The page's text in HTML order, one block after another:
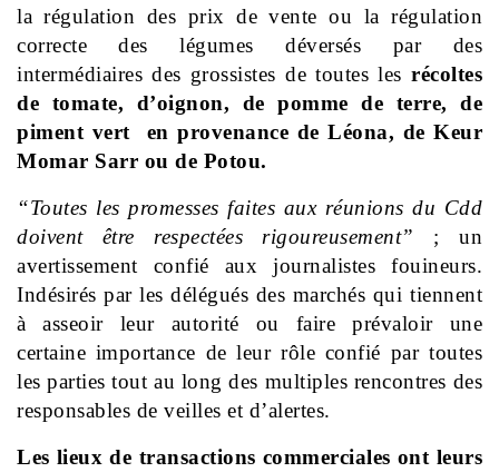
la régulation des prix de vente ou la régulation
correcte des légumes déversés par des
intermédiaires des grossistes de toutes les récoltes
de tomate, d’oignon, de pomme de terre, de
piment vert en provenance de Léona, de Keur
Momar Sarr ou de Potou.
“Toutes les promesses faites aux réunions du Cdd
doivent être respectées rigoureusement” ; un
avertissement confié aux journalistes fouineurs.
Indésirés par les délégués des marchés qui tiennent
à asseoir leur autorité ou faire prévaloir une
certaine importance de leur rôle confié par toutes
les parties tout au long des multiples rencontres des
responsables de veilles et d’alertes.
Les lieux de transactions commerciales ont leurs